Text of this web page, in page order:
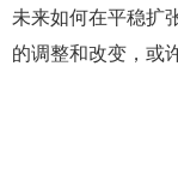
未来如何在平稳扩
的调整和改变，或